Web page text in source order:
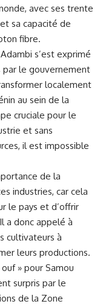
avec ses trente
sa capacité de
fibre.
s’est exprimé
par le gouvernement
localement
au sein de la​
cruciale pour le
et sans
il⁣ est impossible
de la
industries, car cela
le pays et d’offrir
a ⁣donc appelé à
cultivateurs à
leurs productions.
» pour Samou
surpris par⁢ le
⁢de la‍ Zone